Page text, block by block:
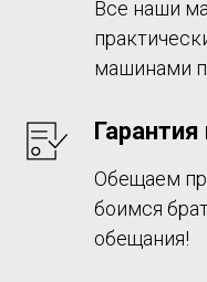
Все наши
машинами
Обещаем
боимся
обещания!